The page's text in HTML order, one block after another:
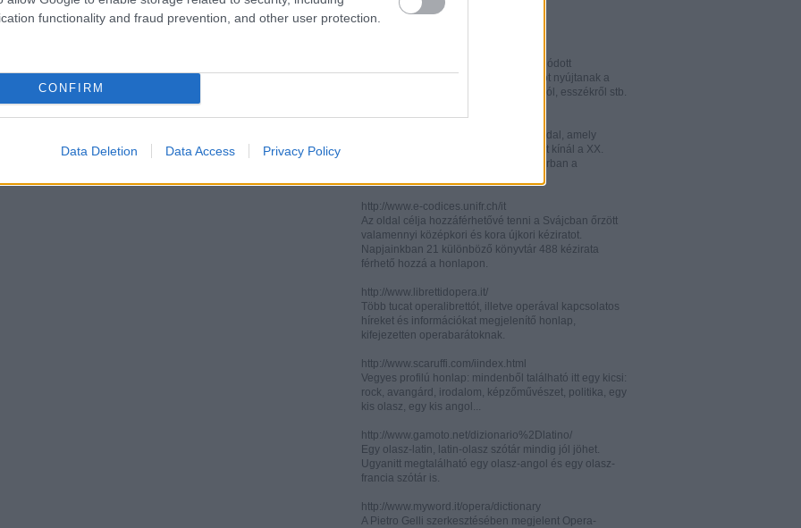
functionality and fraud prevention, and other user protection.
CONFIRM
Data Deletion Data Access Privacy Policy
http://www.italianistica.info/
Két, italianisztikai kutatásra specializálódott
információs portál - számos információt nyújtanak a
legújabb publikációkról, konferenciákról, esszékről stb.
http://digilander.libero.it/letteratura/
Könnyen áttkinthető irodalomkritikai oldal, amely
műelemzéseket és szerzői életrajzokat kínál a XX.
század elejéről. Célközönsége elsősorban a
http://www.e-codices.unifr.ch/it
Az oldal célja hozzáférhetővé tenni a Svájcban őrzött
valamennyi középkori és kora újkori kéziratot.
Napjainkban 21 különböző könyvtár 488 kézirata
férhető hozzá a honlapon.
http://www.librettidopera.it/
Több tucat operalibrettót, illetve operával kapcsolatos
híreket és információkat megjelenítő honlap,
kifejezetten operabarátoknak.
http://www.scaruffi.com/iindex.html
Vegyes profilú honlap: mindenből található itt egy kicsi:
rock, avangárd, irodalom, képzőművészet, politika, egy
kis olasz, egy kis angol...
http://www.gamoto.net/dizionario%2Dlatino/
Egy olasz-latin, latin-olasz szótár mindig jól jöhet.
Ugyanitt megtalálható egy olasz-angol és egy olasz-
francia szótár is.
http://www.myword.it/opera/dictionary
A Pietro Gelli szerkesztésében megjelent Opera-